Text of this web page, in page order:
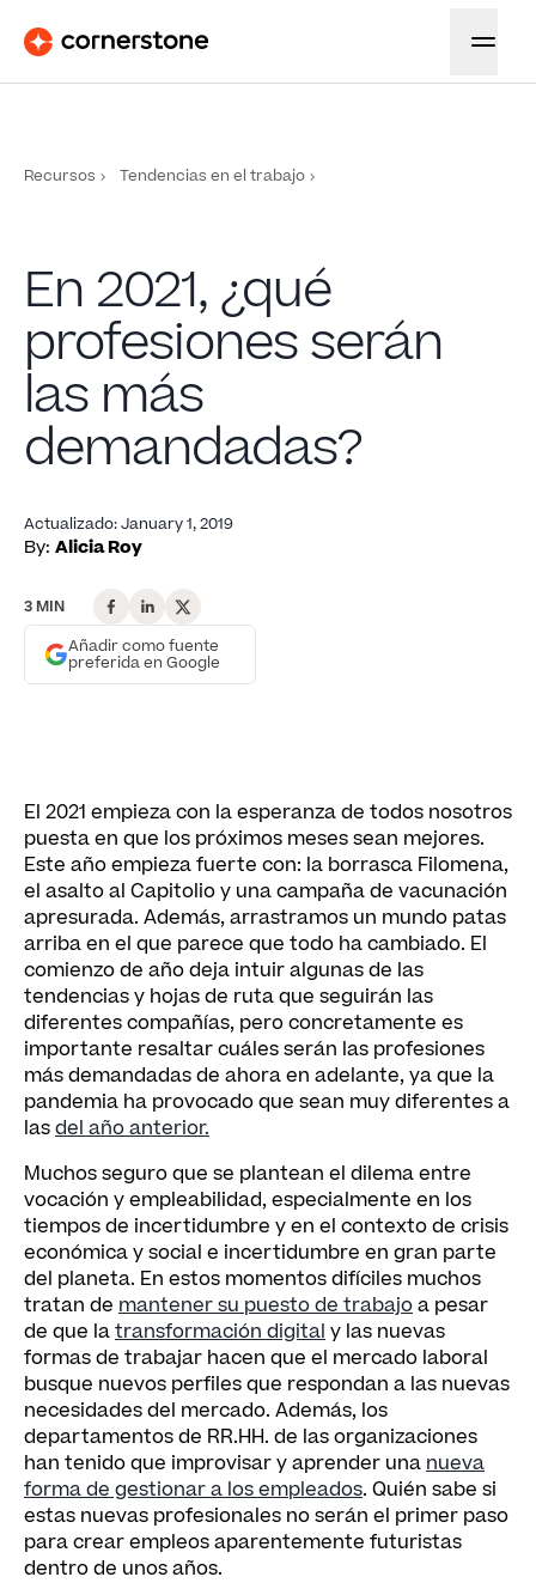
Recursos Tendencias en el trabajo
En 2021, ¿qué
profesiones serán
las más
demandadas?
Actualizado:January 1, 2019
By: Alicia Roy
3 MIN
Añadir como fuente
preferida en Google
El 2021 empieza con la esperanza de todos nosotros
puesta en que los próximos meses sean mejores.
Este año empieza fuerte con: la borrasca Filomena,
el asalto al Capitolio y una campaña de vacunación
apresurada. Además, arrastramos un mundo patas
arriba en el que parece que todo ha cambiado. El
comienzo de año deja intuir algunas de las
tendencias y hojas de ruta que seguirán las
diferentes compañías, pero concretamente es
importante resaltar cuáles serán las profesiones
más demandadas de ahora en adelante, ya que la
pandemia ha provocado que sean muy diferentes a
lasdel año anterior.
Muchos seguro que se plantean el dilema entre
vocación y empleabilidad, especialmente en los
tiempos de incertidumbre y en el contexto de crisis
económica y social e incertidumbre en gran parte
del planeta. En estos momentos difíciles muchos
tratan de mantener su puesto de trabajoa pesar
de que latransformación digital y las nuevas
formas de trabajar hacen que el mercado laboral
busque nuevos perfiles que respondan a las nuevas
necesidades del mercado. Además, los
departamentos de RR.HH. de las organizaciones
han tenido que improvisar y aprender una nueva
forma de gestionar a los empleados. Quién sabe si
estas nuevas profesionales no serán el primer paso
para crear empleos aparentemente futuristas
dentro de unos años.